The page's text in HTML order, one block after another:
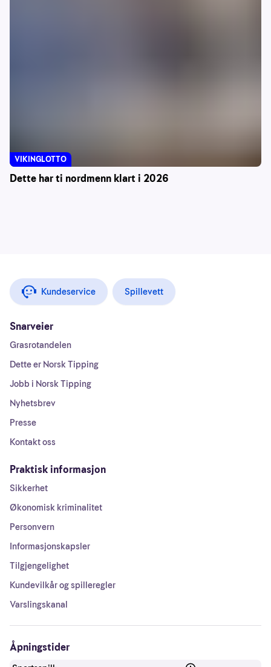
Dette har ti nordmenn klart i 2026
VIKINGLOTTO
Kundeservice Spillevett
Snarveier
Grasrotandelen
Dette er Norsk Tipping
Jobb i Norsk Tipping
Nyhetsbrev
Presse
Kontakt oss
Praktisk informasjon
Sikkerhet
Økonomisk kriminalitet
Personvern
Informasjonskapsler
Tilgjengelighet
Kundevilkår og spilleregler
Varslingskanal
Åpningstider